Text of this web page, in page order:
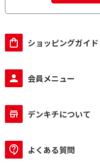
ショッピングガイド
会員メニュー
デンキチについて
よくある質問